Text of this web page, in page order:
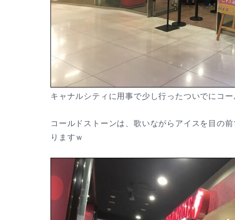
キャナルシティに用事で少し行ったついでにコ
コールドストーンは、歌いながらアイスを目の
りますｗ